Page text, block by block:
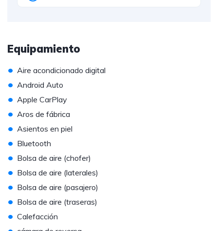
Equipamiento
• Aire acondicionado digital
• Android Auto
• Apple CarPlay
• Aros de fábrica
• Asientos en piel
• Bluetooth
• Bolsa de aire (chofer)
• Bolsa de aire (laterales)
• Bolsa de aire (pasajero)
• Bolsa de aire (traseras)
• Calefacción